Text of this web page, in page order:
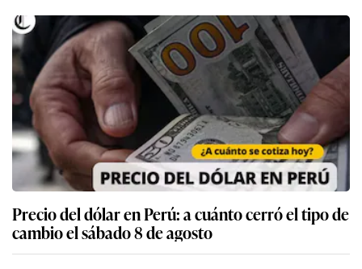
Precio del dólar en Perú: a cuánto cerró el tipo de
cambio el sábado 8 de agosto